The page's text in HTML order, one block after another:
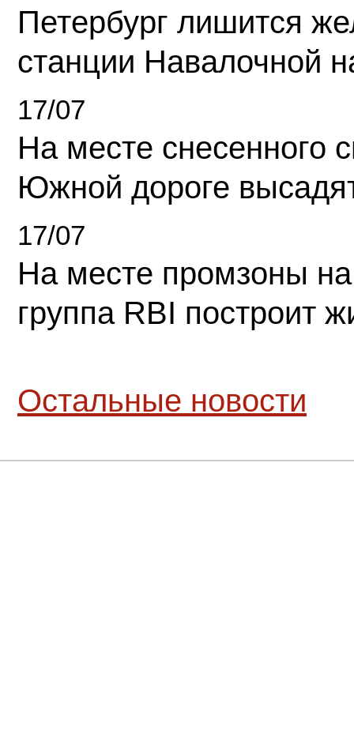
Петербург лишится
станции Навалочной
17/07
На месте снесенного
Южной дороге
17/07
На месте промзоны
группа RBI построит
Остальные новости